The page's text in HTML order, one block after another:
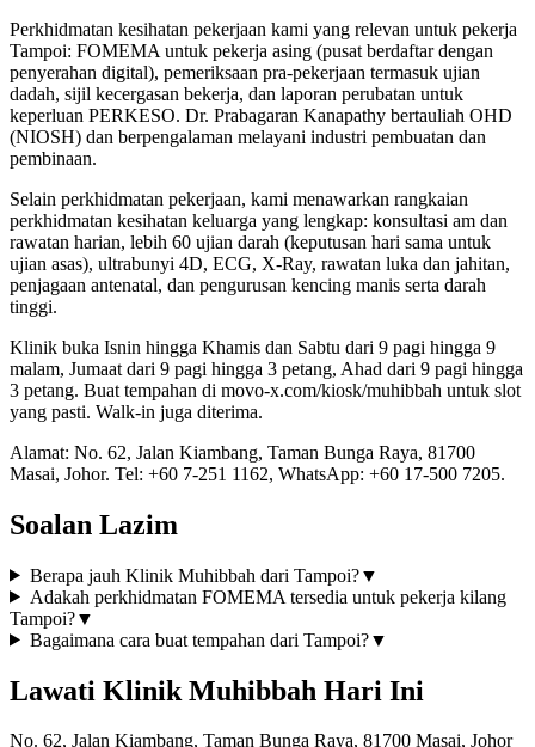
Perkhidmatan kesihatan pekerjaan kami yang relevan untuk pekerja
Tampoi: FOMEMA untuk pekerja asing (pusat berdaftar dengan
penyerahan digital), pemeriksaan pra-pekerjaan termasuk ujian
dadah, sijil kecergasan bekerja, dan laporan perubatan untuk
keperluan PERKESO. Dr. Prabagaran Kanapathy bertauliah OHD
(NIOSH) dan berpengalaman melayani industri pembuatan dan
pembinaan.
Selain perkhidmatan pekerjaan, kami menawarkan rangkaian
perkhidmatan kesihatan keluarga yang lengkap: konsultasi am dan
rawatan harian, lebih 60 ujian darah (keputusan hari sama untuk
ujian asas), ultrabunyi 4D, ECG, X-Ray, rawatan luka dan jahitan,
penjagaan antenatal, dan pengurusan kencing manis serta darah
tinggi.
Klinik buka Isnin hingga Khamis dan Sabtu dari 9 pagi hingga 9
malam, Jumaat dari 9 pagi hingga 3 petang, Ahad dari 9 pagi hingga
3 petang. Buat tempahan di movo-x.com/kiosk/muhibbah untuk slot
yang pasti. Walk-in juga diterima.
Alamat: No. 62, Jalan Kiambang, Taman Bunga Raya, 81700
Masai, Johor. Tel: +60 7-251 1162, WhatsApp: +60 17-500 7205.
Soalan Lazim
Berapa jauh Klinik Muhibbah dari Tampoi?▼
Adakah perkhidmatan FOMEMA tersedia untuk pekerja kilang
Tampoi?▼
Bagaimana cara buat tempahan dari Tampoi?▼
Lawati Klinik Muhibbah Hari Ini
No. 62, Jalan Kiambang, Taman Bunga Raya, 81700 Masai, Johor